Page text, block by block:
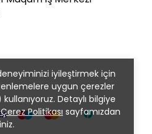
iyileştirmek için
uygun çerezler
Detaylı bilgiye
Politikası sayfamızdan